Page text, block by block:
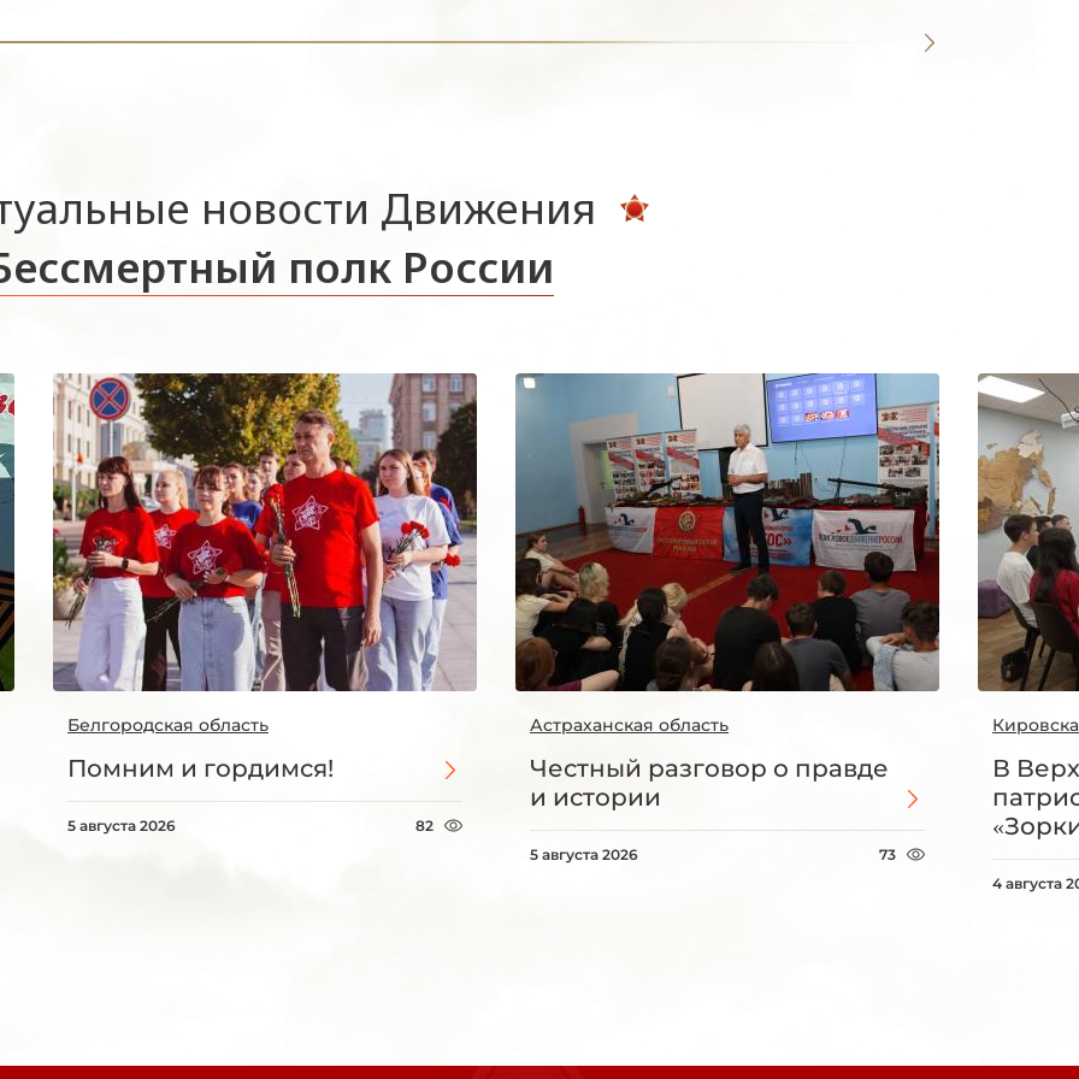
новости Движения
полк России
Белгородская область
Помним и гордимся!
5 августа 2026 82
Астраханская область
Честный разговор о правде
и истории
5 августа 2026 73
В
4 августа